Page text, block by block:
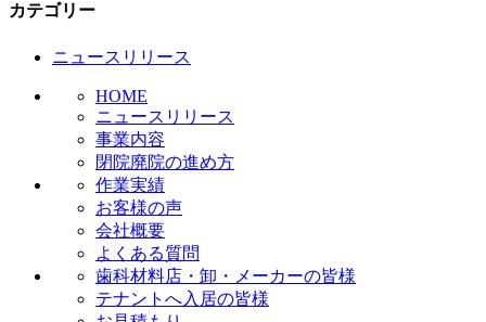
カテゴリー
ニュースリリース
HOME
ニュースリリース
事業内容
閉院廃院の進め方
作業実績
お客様の声
会社概要
よくある質問
歯科材料店・卸・メーカーの皆様
テナントへ入居の皆様